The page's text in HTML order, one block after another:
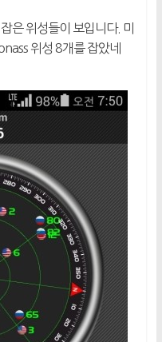
은 위성들이 보입니다. 미
위성 8개를 잡았네